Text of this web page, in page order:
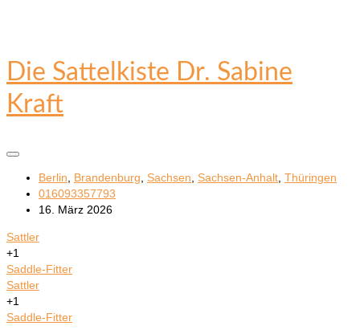
Die Sattelkiste Dr. Sabine
Kraft
Berlin Brandenburg Sachsen Sachsen-Anhalt Thüringen
016093357793
16. März 2026
Sattler
+1
Saddle-Fitter
Sattler
+1
Saddle-Fitter